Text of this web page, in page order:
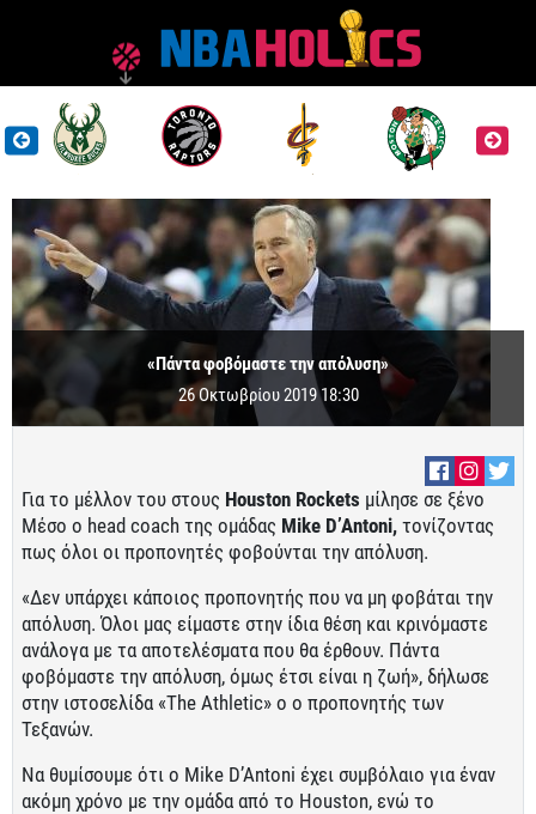
«Πάντα φοβόμαστε την απόλυση»
26 Οκτωβρίου 2019 18:30
Για το μέλλον του στους Houston Rockets μίλησε σε ξένο
Μέσο ο head coach της ομάδας Mike D’Antoni, τονίζοντας
πως όλοι οι προπονητές φοβούνται την απόλυση.
«Δεν υπάρχει κάποιος προπονητής που να μη φοβάται την
απόλυση. Όλοι μας είμαστε στην ίδια θέση και κρινόμαστε
ανάλογα με τα αποτελέσματα που θα έρθουν. Πάντα
φοβόμαστε την απόλυση, όμως έτσι είναι η ζωή», δήλωσε
στην ιστοσελίδα «The Athletic» ο ο προπονητής των
Τεξανών.
Να θυμίσουμε ότι ο Mike D’Antoni έχει συμβόλαιο για έναν
ακόμη χρόνο με την ομάδα από το Houston, ενώ το